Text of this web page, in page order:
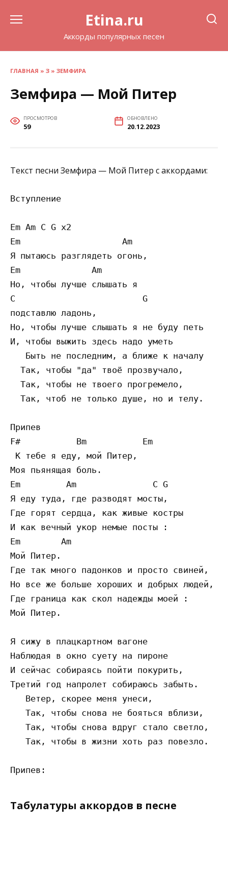
Etina.ru
Аккорды популярных песен
ГЛАВНАЯ » З » ЗЕМФИРА
Земфира — Мой Питер
ПРОСМОТРОВ
59
ОБНОВЛЕНО
20.12.2023
Текст песни Земфира — Мой Питер с аккордами:
Вступление
Em Am C G х2
Em                    Am
Я пытаюсь разглядеть огонь,
Em              Am
Но, чтобы лучше слышать я
C                         G
подставлю ладонь,
Но, чтобы лучше слышать я не буду петь
И, чтобы выжить здесь надо уметь
   Быть не последним, а ближе к началу
  Так, чтобы "да" твоё прозвучало,
  Так, чтобы не твоего прогремело,
  Так, чтоб не только душе, но и телу.
Припев
F#           Bm           Em
К тебе я еду, мой Питер,
Моя пьянящая боль.
Em         Am               C G
Я еду туда, где разводят мосты,
Где горят сердца, как живые костры
И как вечный укор немые посты :
Em        Am
Мой Питер.
Где так много падонков и просто свиней,
Но все же больше хороших и добрых людей,
Где граница как скол надежды моей :
Мой Питер.
Я сижу в плацкартном вагоне
Наблюдая в окно суету на пироне
И сейчас собираясь пойти покурить,
Третий год напролет собираюсь забыть.
   Ветер, скорее меня унеси,
   Так, чтобы снова не бояться вблизи,
   Так, чтобы снова вдруг стало светло,
   Так, чтобы в жизни хоть раз повезло.
Табулатуры аккордов в песне